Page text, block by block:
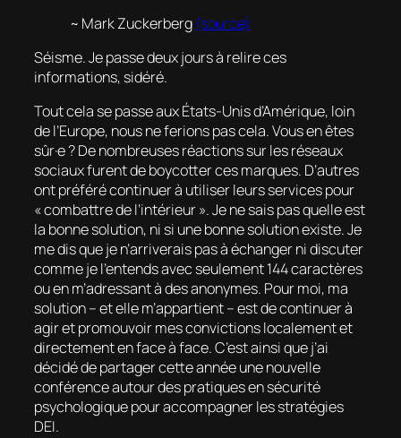
~ Mark Zuckerberg (source)
Séisme. Je passe deux jours à relire ces
informations, sidéré.
Tout cela se passe aux États-Unis d’Amérique, loin
de l’Europe, nous ne ferions pas cela. Vous en êtes
sûr·e ? De nombreuses réactions sur les réseaux
sociaux furent de boycotter ces marques. D’autres
ont préféré continuer à utiliser leurs services pour
« combattre de l’intérieur ». Je ne sais pas quelle est
la bonne solution, ni si une bonne solution existe. Je
me dis que je n’arriverais pas à échanger ni discuter
comme je l’entends avec seulement 144 caractères
ou en m’adressant à des anonymes. Pour moi, ma
solution – et elle m’appartient – est de continuer à
agir et promouvoir mes convictions localement et
directement en face à face. C’est ainsi que j’ai
décidé de partager cette année une nouvelle
conférence autour des pratiques en sécurité
psychologique pour accompagner les stratégies
DEI.